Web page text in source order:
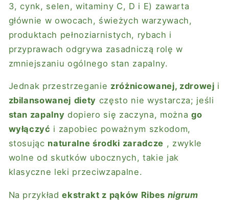
3, cynk, selen, witaminy C, D i E) zawarta
głównie w owocach, świeżych warzywach,
produktach pełnoziarnistych, rybach i
przyprawach odgrywa zasadniczą rolę w
zmniejszaniu ogólnego stan zapalny.
Jednak przestrzeganie zróżnicowanej, zdrowej i
zbilansowanej diety często nie wystarcza; jeśli
stan zapalny dopiero się zaczyna, można go
wyłączyć i zapobiec poważnym szkodom,
stosując naturalne środki zaradcze , zwykle
wolne od skutków ubocznych, takie jak
klasyczne leki przeciwzapalne.
Na przykładekstrakt z pąków Ribes nigrum